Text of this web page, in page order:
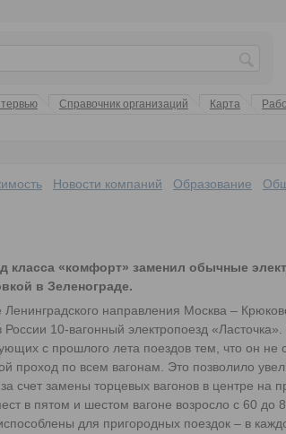
Справочник организаций Карта
Новости компаний Образование
класса «комфорт» заменил обычные
в Зеленограде.
Ленинградского направления Москва –
России 10-вагонный электропоезд
с прошлого лета поездов тем, что он не
проход по всем вагонам. Это позволило
счет замены торцевых вагонов в центре на
в пятом и шестом вагоне возросло с 60 до
для пригородных поездок – в